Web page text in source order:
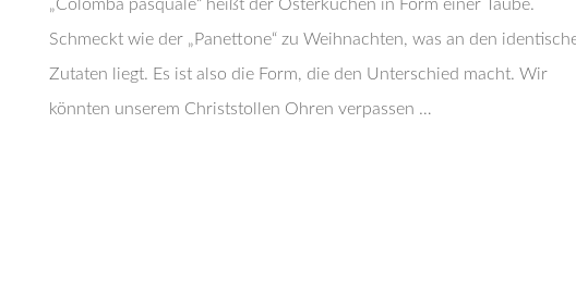
„Colomba pasquale“ heißt der Osterkuchen in Form einer Taube.
Schmeckt wie der „Panettone“ zu Weihnachten, was an den
Zutaten liegt. Es ist also die Form, die den Unterschied macht. Wir
könnten unserem Christstollen Ohren verpassen …